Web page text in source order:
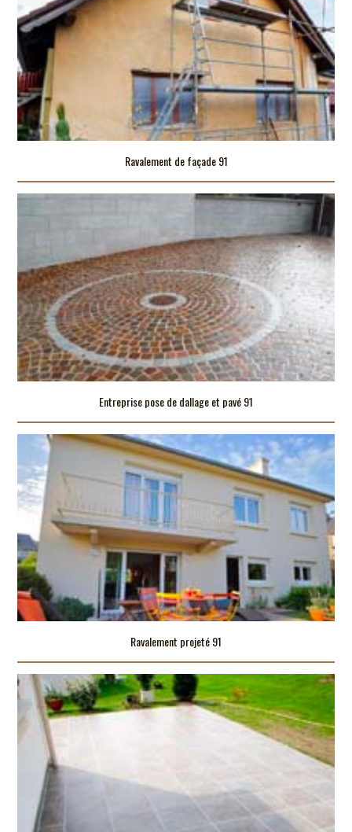
Ravalement de façade 91
Entreprise pose de dallage et pavé 91
Ravalement projeté 91